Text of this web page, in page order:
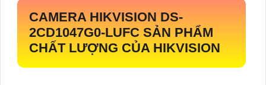
CAMERA HIKVISION DS-
2CD1047G0-LUFC SẢN PHẨM
CHẤT LƯỢNG CỦA HIKVISION